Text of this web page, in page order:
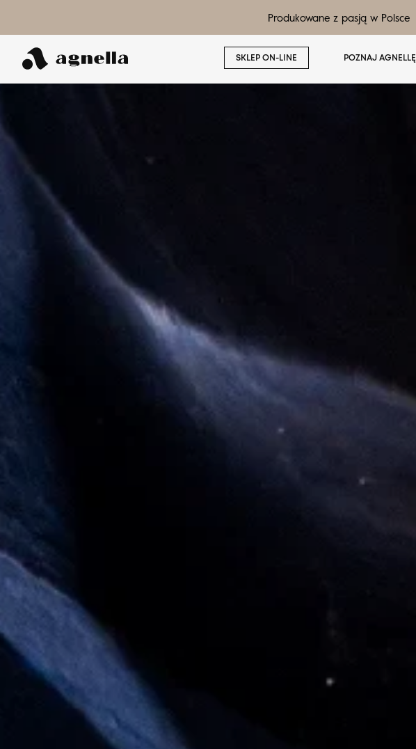
Produkowane z pasją w Polsce
SKLEP ON-LINE POZNAJ AGNELLĘ